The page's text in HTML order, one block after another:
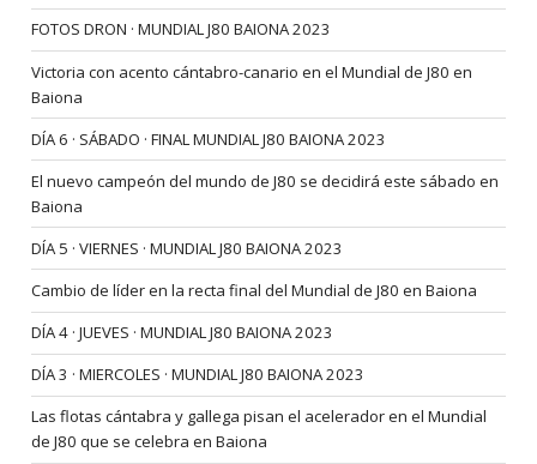
FOTOS DRON · MUNDIAL J80 BAIONA 2023
Victoria con acento cántabro-canario en el Mundial de J80 en
Baiona
DÍA 6 · SÁBADO · FINAL MUNDIAL J80 BAIONA 2023
El nuevo campeón del mundo de J80 se decidirá este sábado en
Baiona
DÍA 5 · VIERNES · MUNDIAL J80 BAIONA 2023
Cambio de líder en la recta final del Mundial de J80 en Baiona
DÍA 4 · JUEVES · MUNDIAL J80 BAIONA 2023
DÍA 3 · MIERCOLES · MUNDIAL J80 BAIONA 2023
Las flotas cántabra y gallega pisan el acelerador en el Mundial
de J80 que se celebra en Baiona